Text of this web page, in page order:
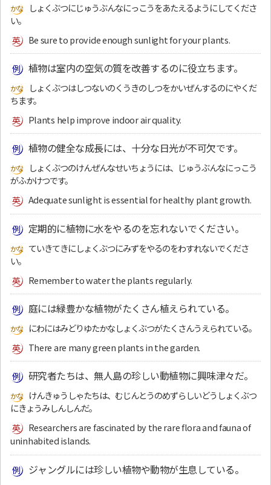
しょくぶつにじゅうぶんなにっこうをあたえるようにしてくださ
い。
Be sure to provide enough sunlight for your plants.
植物は室内の空気の質を改善するのに役立ちます。
しょくぶつはしつないのくうきのしつをかいぜんするのにやくだ
ちます。
Plants help improve indoor air quality.
植物の健全な成長には、十分な日光が不可欠です。
しょくぶつのけんぜんなせいちょうには、じゅうぶんなにっこう
がふかけつです。
Adequate sunlight is essential for healthy plant growth.
定期的に植物に水をやるのを忘れないでください。
ていきてきにしょくぶつにみずをやるのをわすれないでくださ
い。
Remember to water the plants regularly.
庭には緑豊かな植物がたくさん植えられている。
にわにはみどりゆたかなしょくぶつがたくさんうえられている。
There are many green plants in the garden.
研究者たちは、無人島の珍しい動植物に興味津々だ。
けんきゅうしゃたちは、むじんとうのめずらしいどうしょくぶつ
にきょうみしんしんだ。
Researchers are fascinated by the rare flora and fauna of
uninhabited islands.
ジャングルには珍しい植物や動物が生息している。